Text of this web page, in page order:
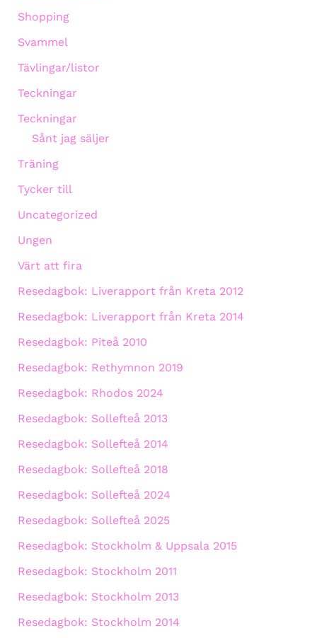
Shopping
Svammel
Tävlingar/listor
Teckningar
Teckningar
Sånt jag säljer
Träning
Tycker till
Uncategorized
Ungen
Värt att fira
Resedagbok: Liverapport från Kreta 2012
Resedagbok: Liverapport från Kreta 2014
Resedagbok: Piteå 2010
Resedagbok: Rethymnon 2019
Resedagbok: Rhodos 2024
Resedagbok: Sollefteå 2013
Resedagbok: Sollefteå 2014
Resedagbok: Sollefteå 2018
Resedagbok: Sollefteå 2024
Resedagbok: Sollefteå 2025
Resedagbok: Stockholm & Uppsala 2015
Resedagbok: Stockholm 2011
Resedagbok: Stockholm 2013
Resedagbok: Stockholm 2014